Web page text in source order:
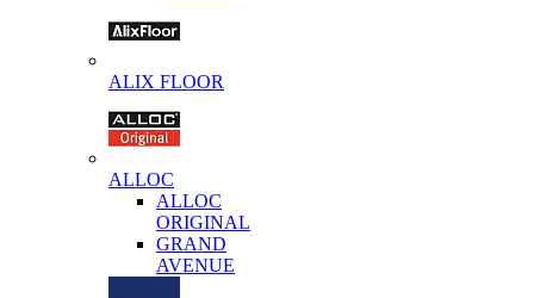
ALIX FLOOR
ALLOC
ALLOC
ORIGINAL
GRAND
AVENUE